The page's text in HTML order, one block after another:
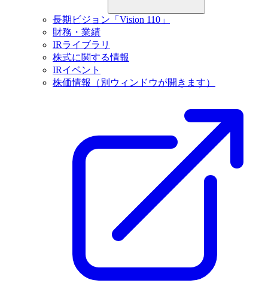
長期ビジョン「Vision 110」
財務・業績
IRライブラリ
株式に関する情報
IRイベント
株価情報
（別ウィンドウが開きます）